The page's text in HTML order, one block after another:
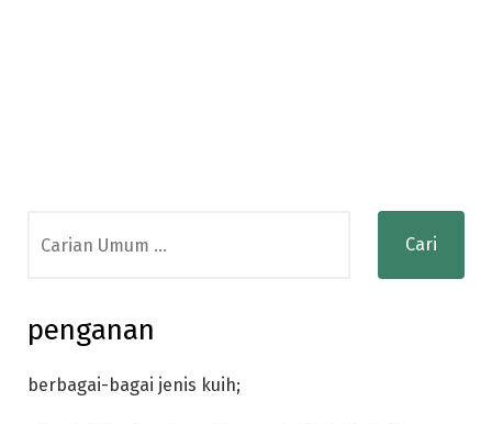
for:
penganan
berbagai-bagai jenis kuih;